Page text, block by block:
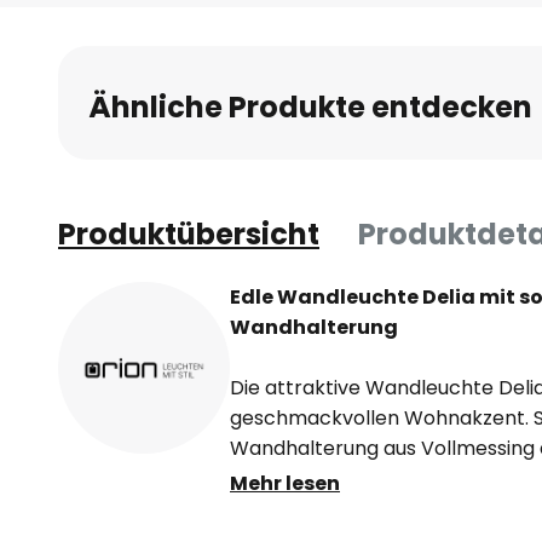
Bildgalerie
springen
Ähnliche Produkte entdecken
Produktübersicht
Edle Wandleuchte Delia mit
Wandhalterung
Die attraktive Wandleuchte
geschmackvollen Wohnakzent.
Wandhalterung aus
Zierknaufe sind liebevoll und
Mehr lesen